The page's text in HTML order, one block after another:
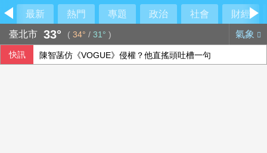
最新 熱門 專題 政治 社會
財經
臺北市 33° ( 34° / 31° ) 氣象
快訊 陳智菡仿《VOGUE》侵權？他直搖頭吐槽一句